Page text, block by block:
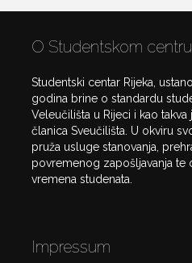
O Studentskom
Studentski centar Rijeka,
godina brine o standardu
Veleučilišta u Rijeci i kao takva
članica Sveučilišta. U okviru
pruža usluge stanovanja,
povremenog zapošljavanja
vremena studenata.
Impressum